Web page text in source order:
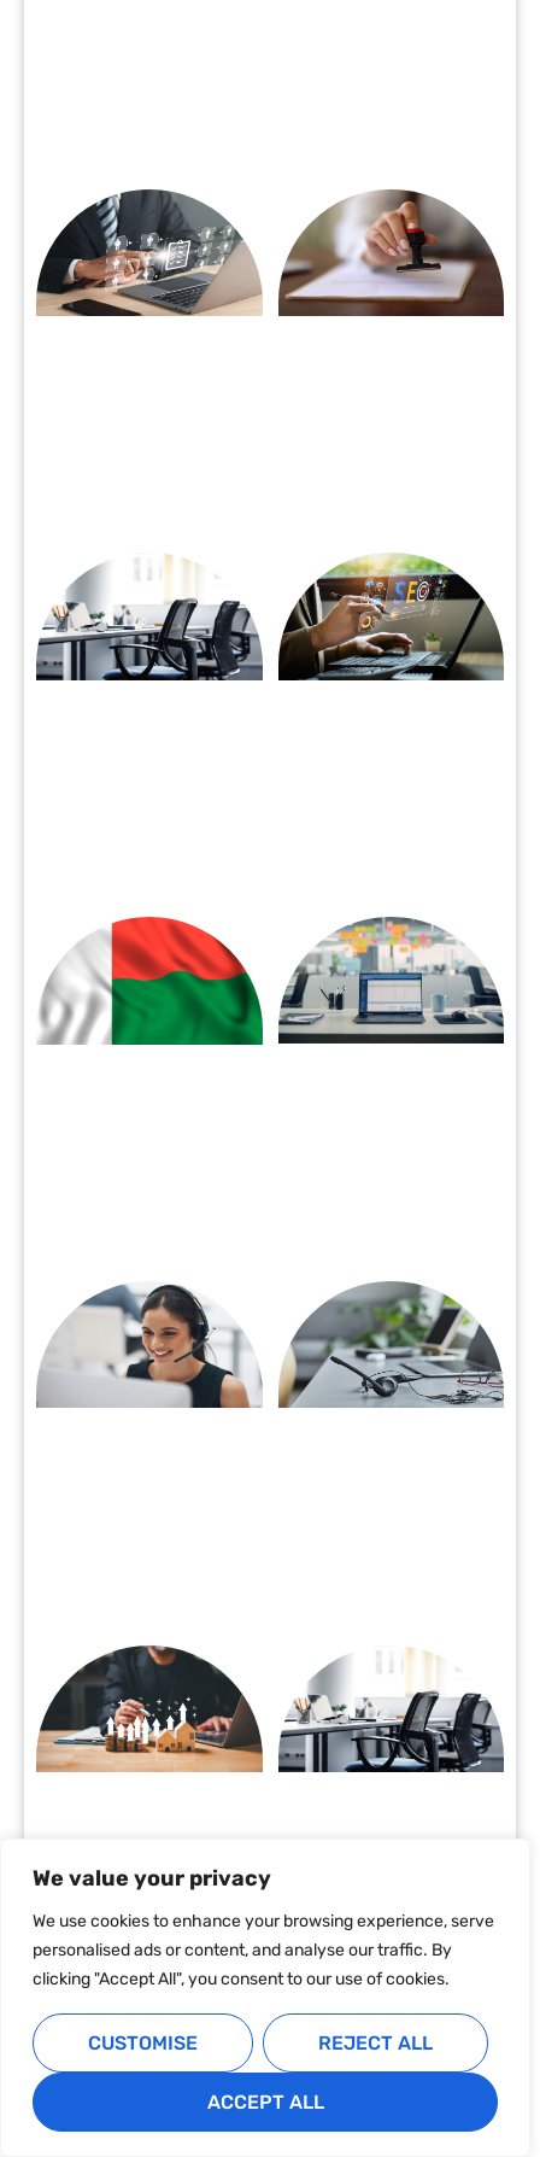
We value your privacy
We use cookies to enhance your browsing experience, serve
personalised ads or content, and analyse our traffic. By
clicking "Accept All", you consent to our use of cookies.
CUSTOMISE REJECT ALL
ACCEPT ALL